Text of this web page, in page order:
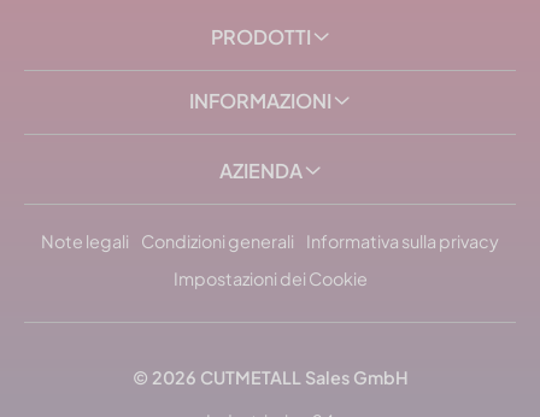
PRODOTTI
INFORMAZIONI
AZIENDA
Note legali Condizioni generali
Informativa sulla privacy
Impostazioni dei Cookie
© 2026 CUTMETALL Sales GmbH